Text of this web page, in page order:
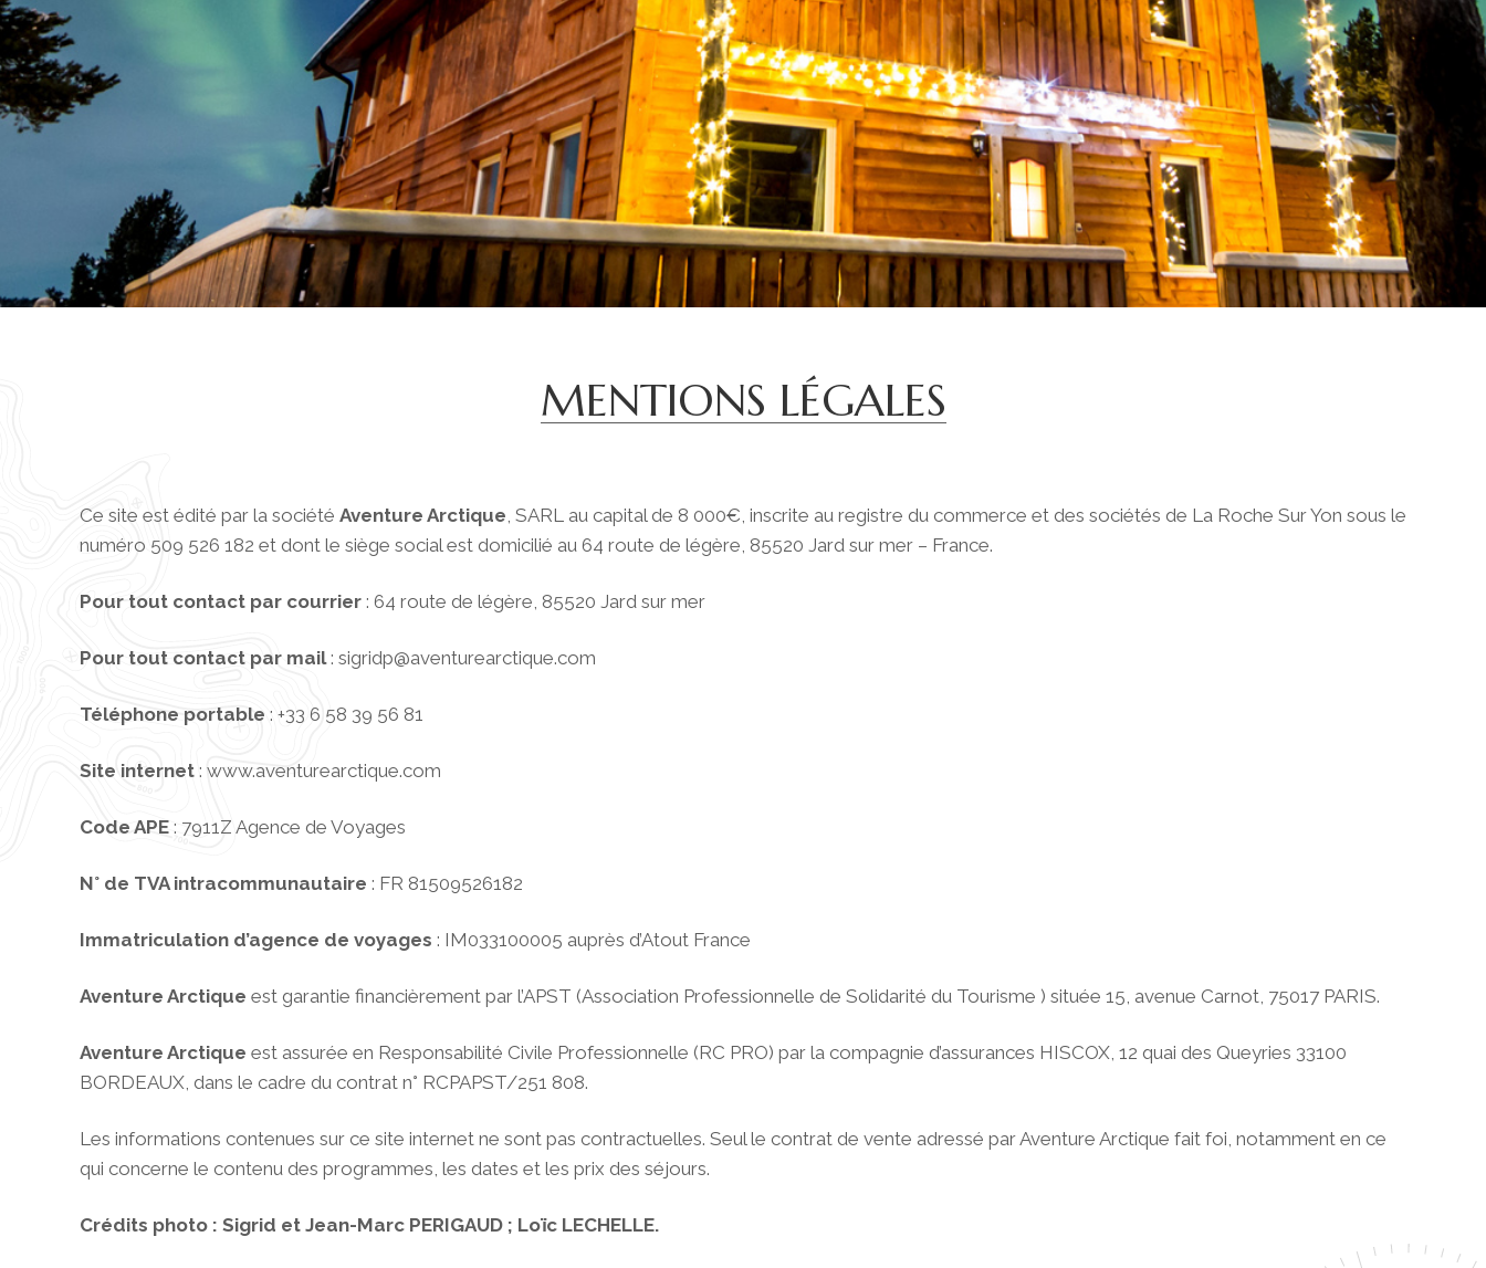
MENTIONS LÉGALES
Ce site est édité par la société Aventure Arctique , SARL au capital de 8 000€, inscrite au registre du commerce et des sociétés de La Roche Sur Yon sous le
numéro 509 526 182 et dont le siège social est domicilié au 64 route de légère, 85520 Jard sur mer – France.
Pour tout contact par courrier : 64 route de légère, 85520 Jard sur mer
Pour tout contact par mail: sigridp@aventurearctique.com
Téléphone portable : +33 6 58 39 56 81
Site internet : www.aventurearctique.com
Code APE : 7911Z Agence de Voyages
N° de TVA intracommunautaire : FR 81509526182
Immatriculation d’agence de voyages : IM033100005 auprès d’Atout France
Aventure Arctique est garantie financièrement par l’APST (Association Professionnelle de Solidarité du Tourisme ) située 15, avenue Carnot, 75017 PARIS.
Aventure Arctique est assurée en Responsabilité Civile Professionnelle (RC PRO) par la compagnie d’assurances HISCOX, 12 quai des Queyries 33100
BORDEAUX, dans le cadre du contrat n° RCPAPST/251 808.
Les informations contenues sur ce site internet ne sont pas contractuelles. Seul le contrat de vente adressé par Aventure Arctique fait foi, notamment en ce
qui concerne le contenu des programmes, les dates et les prix des séjours.
Crédits photo : Sigrid et Jean-Marc PERIGAUD ; Loïc LECHELLE.